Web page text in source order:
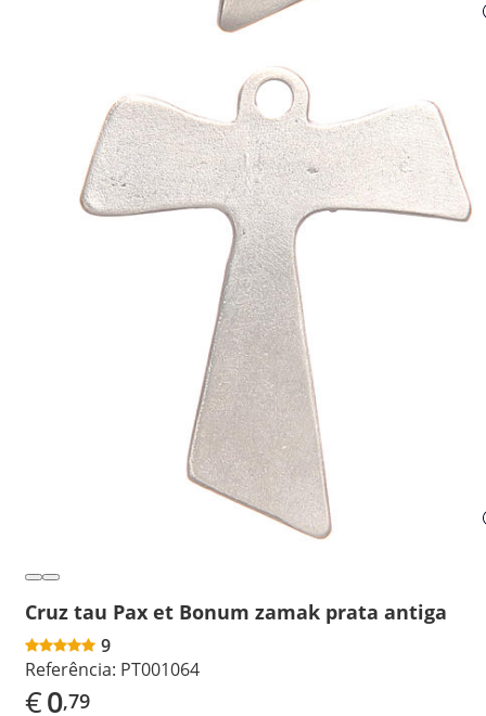
Cruz tau Pax et Bonum zamak prata antiga
9
Referência: PT001064
€0,79